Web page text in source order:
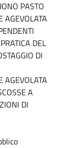
PASTO
AGEVOLATA
DEL
DI
AGEVOLATA
A
DI